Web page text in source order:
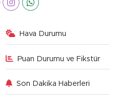
Hava Durumu
Puan Durumu ve Fikstür
Son Dakika Haberleri